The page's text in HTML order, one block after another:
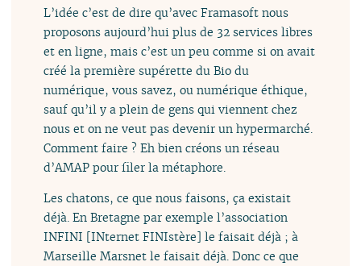
L’idée c’est de dire qu’avec Framasoft nous
proposons aujourd’hui plus de 32 services libres
et en ligne, mais c’est un peu comme si on avait
créé la première supérette du Bio du
numérique, vous savez, ou numérique éthique,
sauf qu’il y a plein de gens qui viennent chez
nous et on ne veut pas devenir un hypermarché.
Comment faire ? Eh bien créons un réseau
d’AMAP pour filer la métaphore.
Les chatons, ce que nous faisons, ça existait
déjà. En Bretagne par exemple l’association
INFINI [INternet FINIstère] le faisait déjà ; à
Marseille Marsnet le faisait déjà. Donc ce que